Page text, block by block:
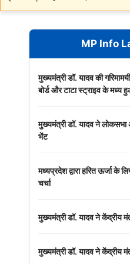
MP Info
मुख्यमंत्री डॉ. यादव की
बोर्ड और टाटा स्ट्राइव के
मुख्यमंत्री डॉ. यादव ने लोकसभा
भेंट
मध्यप्रदेश द्वारा हरित ऊर्जा के
चर्चा
मुख्यमंत्री डॉ. यादव ने केंद्रीय
मुख्यमंत्री डॉ. यादव ने केंद्रीय